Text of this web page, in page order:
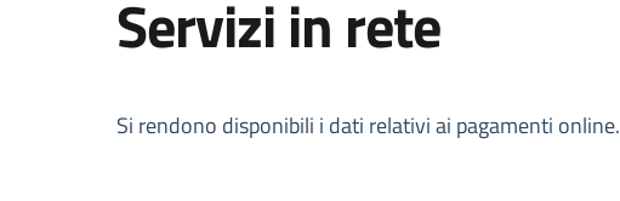
Servizi in rete
Descrizione
Si rendono disponibili i dati relativi ai pagamenti online.